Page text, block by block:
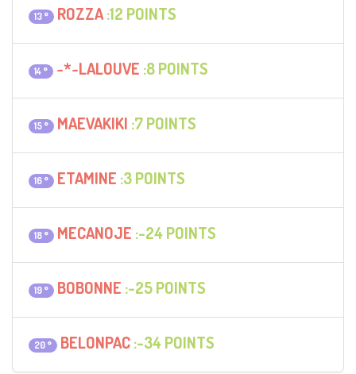
13 ° ROZZA:12 POINTS
14 ° ~*~LALOUVE :8 POINTS
15 ° MAEVAKIKI :7 POINTS
16 ° ETAMINE :3 POINTS
18 ° MECANOJE :-24 POINTS
19 ° BOBONNE :-25 POINTS
20 ° BELONPAC:-34 POINTS